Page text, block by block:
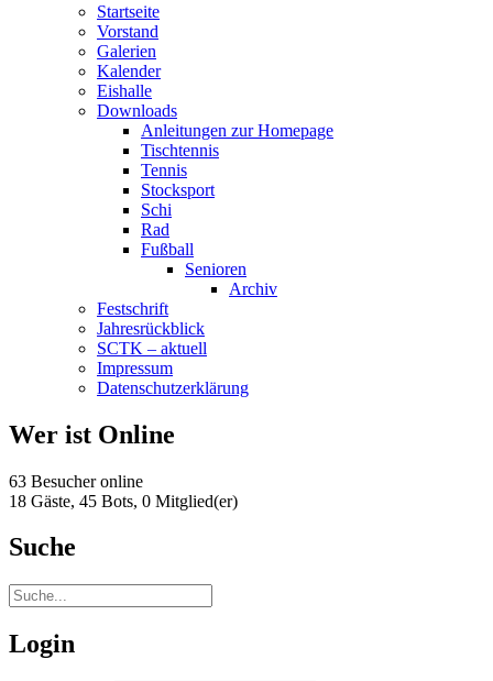
Startseite
Vorstand
Galerien
Kalender
Eishalle
Downloads
Anleitungen zur Homepage
Tischtennis
Tennis
Stocksport
Schi
Rad
Fußball
Senioren
Archiv
Festschrift
Jahresrückblick
SCTK – aktuell
Impressum
Datenschutzerklärung
Wer ist Online
63 Besucher online
18 Gäste, 45 Bots, 0 Mitglied(er)
Suche
Login